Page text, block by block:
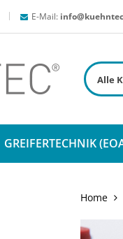
E-Mail:
GREIFERTECHNIK
Home